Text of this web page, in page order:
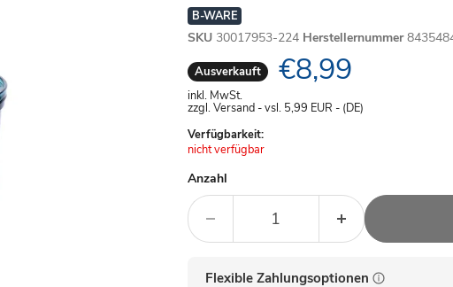
B-WARE
SKU 30017953-224 Herstellernummer
Ausverkauft Aktueller Preis
€8,99
inkl. MwSt.
zzgl. Versand - vsl. 5,99 EUR - (DE)
Verfügbarkeit:
Achtung:
nicht verfügbar
Anzahl
Flexible Zahlungsoptionen